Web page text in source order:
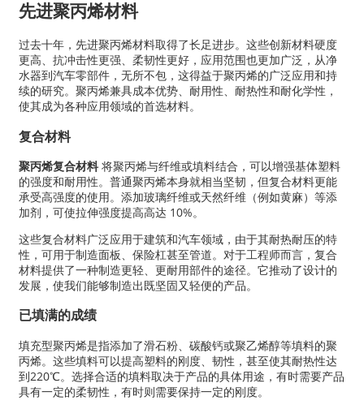
先进聚丙烯材料
过去十年，先进聚丙烯材料取得了长足进步。这些创新材料硬度
更高、抗冲击性更强、柔韧性更好，应用范围也更加广泛​​，从净
水器到汽车零部件，无所不包，这得益于聚丙烯的广泛应用和持
续的研究。聚丙烯兼具成本优势、耐用性、耐热性和耐化学性，
使其成为各种应用领域的首选材料。
复合材料
聚丙烯复合材料将聚丙烯与纤维或填料结合，可以增强基体塑料
的强度和耐用性。普通聚丙烯本身就相当坚韧，但复合材料更能
承受高强度的使用。添加玻璃纤维或天然纤维（例如黄麻）等添
加剂，可使拉伸强度提高高达 10%。
这些复合材料广泛应用于建筑和汽车领域，由于其耐热耐压的特
性，可用于制造面板、保险杠甚至管道。对于工程师而言，复合
材料提供了一种制造更轻、更耐用部件的途径。它推动了设计的
发展，使我们能够制造出既坚固又轻便的产品。
已填满的成绩
填充型聚丙烯是指添加了滑石粉、碳酸钙或聚乙烯醇等填料的聚
丙烯。这些填料可以提高塑料的刚度、韧性，甚至使其耐热性达
到220℃。选择合适的填料取决于产品的具体用途，有时需要产品
具有一定的柔韧性，有时则需要保持一定的刚度。